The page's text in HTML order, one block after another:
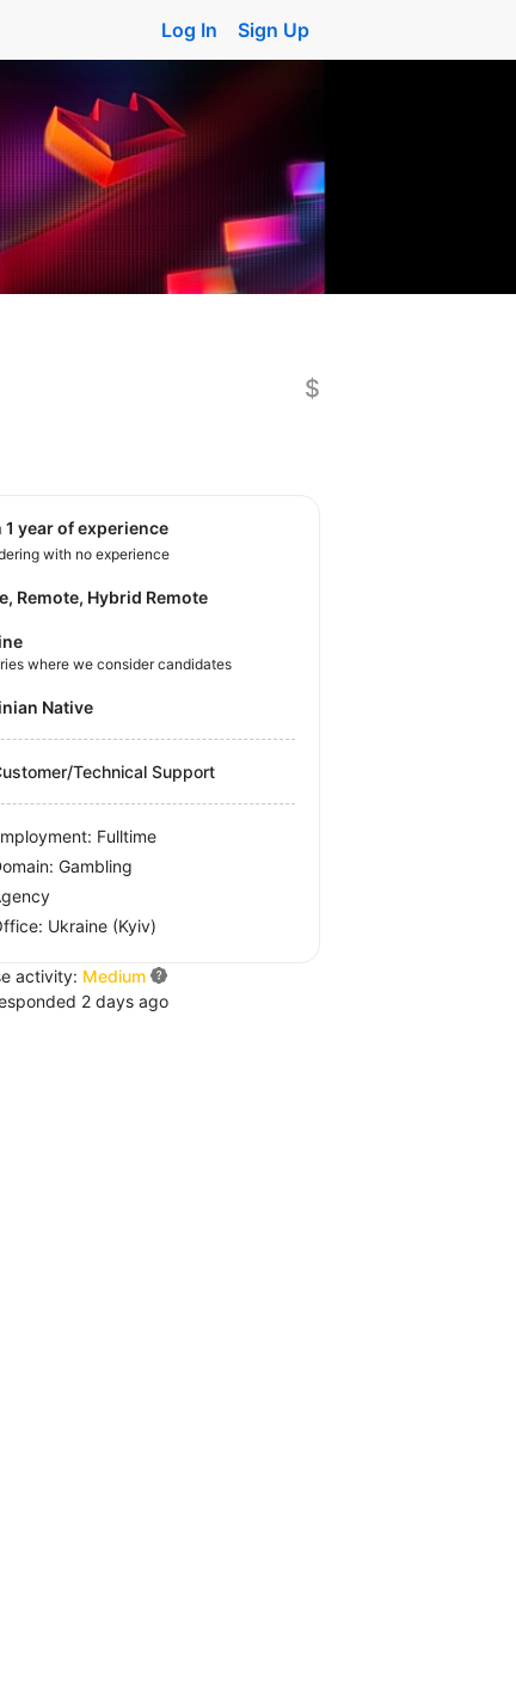
Log In Sign Up
$
1 year of experience
with no experience
Remote, Hybrid Remote
where we consider candidates
Native
Technical Support
Fulltime
Gambling
Ukraine (Kyiv)
activity: Medium
2 days ago